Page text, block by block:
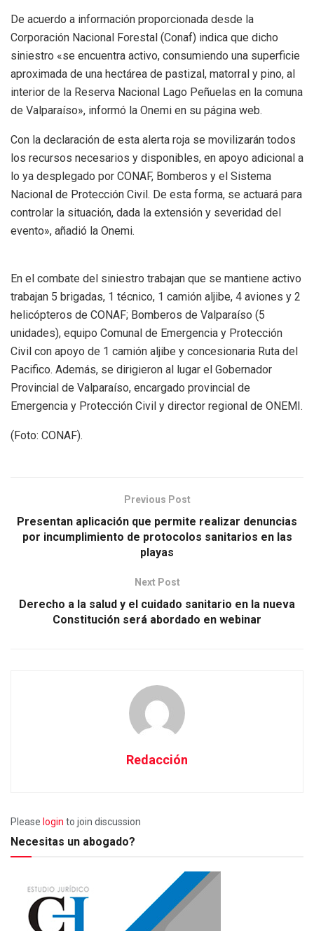
De acuerdo a información proporcionada desde la
Corporación Nacional Forestal (Conaf) indica que dicho
siniestro «se encuentra activo, consumiendo una superficie
aproximada de una hectárea de pastizal, matorral y pino, al
interior de la Reserva Nacional Lago Peñuelas en la comuna
de Valparaíso», informó la Onemi en su página web.
Con la declaración de esta alerta roja se movilizarán todos
los recursos necesarios y disponibles, en apoyo adicional a
lo ya desplegado por CONAF, Bomberos y el Sistema
Nacional de Protección Civil. De esta forma, se actuará para
controlar la situación, dada la extensión y severidad del
evento», añadió la Onemi.
En el combate del siniestro trabajan que se mantiene activo
trabajan 5 brigadas, 1 técnico, 1 camión aljibe, 4 aviones y 2
helicópteros de CONAF; Bomberos de Valparaíso (5
unidades), equipo Comunal de Emergencia y Protección
Civil con apoyo de 1 camión aljibe y concesionaria Ruta del
Pacifico. Además, se dirigieron al lugar el Gobernador
Provincial de Valparaíso, encargado provincial de
Emergencia y Protección Civil y director regional de ONEMI.
(Foto: CONAF).
Previous Post
Presentan aplicación que permite realizar denuncias
por incumplimiento de protocolos sanitarios en las
playas
Next Post
Derecho a la salud y el cuidado sanitario en la nueva
Constitución será abordado en webinar
Redacción
Please login to join discussion
Necesitas un abogado?